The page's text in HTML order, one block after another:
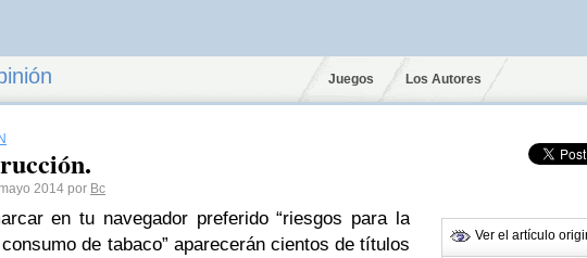
Juegos Los Autores
2014 por Bc
en tu navegador preferido “riesgos para la
de tabaco” aparecerán cientos de títulos
Ver el artículo